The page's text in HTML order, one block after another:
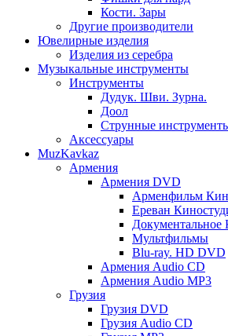
Кости. Зары
Другие производители
Ювелирные изделия
Изделия из серебра
Музыкальные инструменты
Инструменты
Дудук. Шви. Зурна.
Доол
Струнные
Аксессуары
MuzKavkaz
Армения
Армения DVD
Арменфильм
Ереван
Документальное
Мультфильмы
Blu-ray. HD DVD
Армения Audio CD
Армения Audio MP3
Грузия
Грузия DVD
Грузия Audio CD